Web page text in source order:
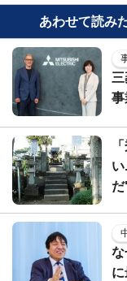
あわせて読み
事
な